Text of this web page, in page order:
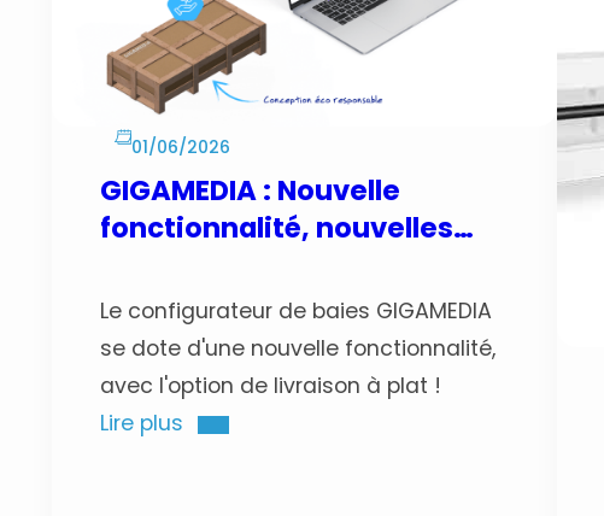
01/06/2026
GIGAMEDIA : Nouvelle
fonctionnalité, nouvelles
Le configurateur de baies GIGAMEDIA
se dote d'une nouvelle fonctionnalité,
avec l'option de livraison à plat !
Lire plus